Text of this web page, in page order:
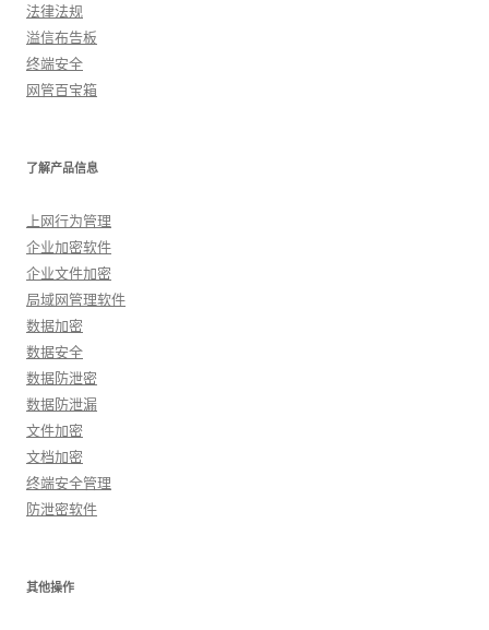
法律法规
溢信布告板
终端安全
网管百宝箱
了解产品信息
上网行为管理
企业加密软件
企业文件加密
局域网管理软件
数据加密
数据安全
数据防泄密
数据防泄漏
文件加密
文档加密
终端安全管理
防泄密软件
其他操作